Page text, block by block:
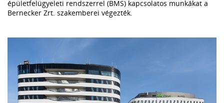
épületfelügyeleti rendszerrel (BMS) kapcsolatos munkákat a
Bernecker Zrt. szakemberei végezték.